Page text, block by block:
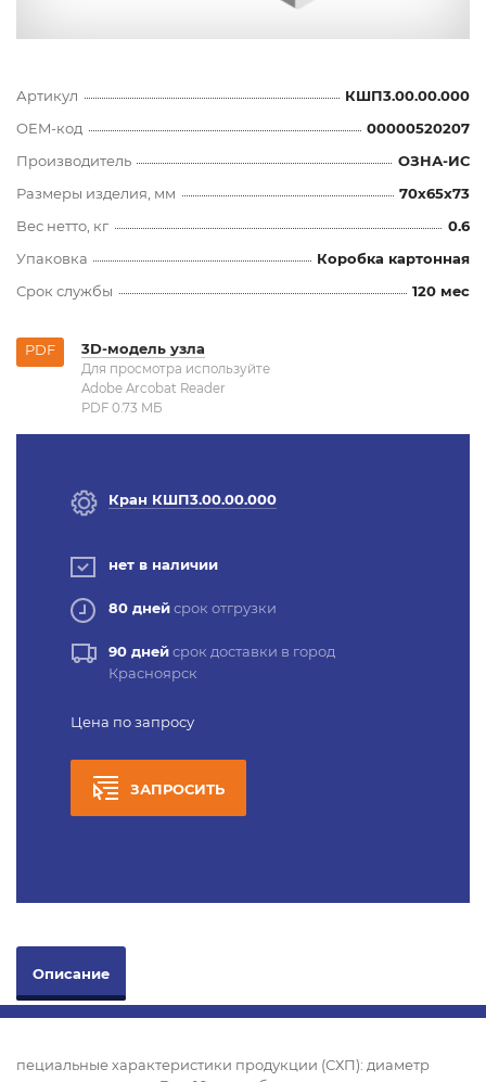
Артикул
КШП3.00.00.000
OEM-код
00000520207
Производитель
ОЗНА-ИС
Размеры изделия, мм
70x65x73
Вес нетто, кг
0.6
Упаковка
Коробка картонная
Срок службы
120 мес
PDF 3D-модель узла
Для просмотра используйте
Adobe Arcobat Reader
PDF 0.73 MБ
Кран КШП3.00.00.000
нет в наличии
80 днейсрок отгрузки
90 днейсрок доставки в город
Красноярск
Цена по запросу
ЗАПРОСИТЬ
Описание
пециальные характеристики продукции (СХП): диаметр